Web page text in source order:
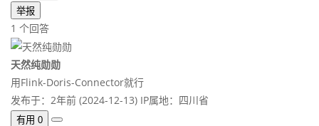
举报
1 个回答
天然纯勋勋
用Flink-Doris-Connector就行
发布于：2年前 (2024-12-13) IP属地：四川省
有用 0